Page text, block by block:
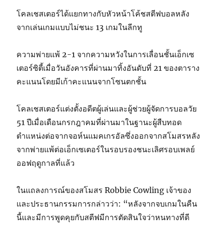
โคลเชสเตอร์ได้แยกทางกับหัวหน้าโค้ชสตีฟบอลหลัง
จากเล่นเกมแบบไม่ชนะ 13 เกมในลีกทู
ความพ่ายแพ้ 2-1 จากความหวังในการเลื่อนชั้นเอ็กเซ
เตอร์ซิตี้เมื่อวันอังคารที่ผ่านมาทิ้งอันดับที่ 21 ของตาราง
คะแนนโดยมีเก้าคะแนนจากโซนตกชั้น
โคลเชสเตอร์แต่งตั้งอดีตผู้เล่นและผู้ช่วยผู้จัดการบอลวัย
51 ปีเมื่อเดือนกรกฎาคมที่ผ่านมาในฐานะผู้สืบทอด
ตำแหน่งต่อจากจอห์นแมคเกรอัลซึ่งออกจากสโมสรหลัง
จากพ่ายแพ้ต่อเอ็กเซเตอร์ในรอบรองชนะเลิศรอบเพลย์
ออฟฤดูกาลที่แล้ว
ในแถลงการณ์ของสโมสร Robbie Cowling เจ้าของ
และประธานกรรมการกล่าวว่า: “หลังจากจบเกมในคืน
นี้และมีการพูดคุยกับสตีฟมีการตัดสินใจว่าหนทางที่ดี